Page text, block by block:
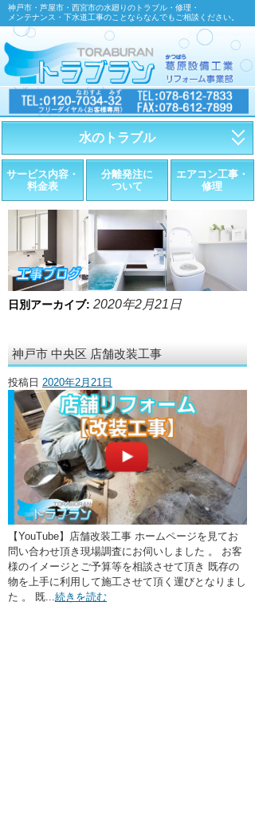
神戸市・芦屋市・西宮市の水廻りのトラブル・修理・
メンテナンス・下水道工事のことならなんでもご相談ください。
水のトラブル
・トイレが詰まったら
・トイレが漏れたら
・水道管が漏れたら
・排水が詰まったら
・悪臭調査
・ここに水栓がほしい
・水廻りメンテナンス
サービス内容・
料金表
分離発注に
ついて
エアコン工事・
修理
日別アーカイブ: 2020年2月21日
神戸市 中央区 店舗改装工事
投稿日 2020年2月21日
【YouTube】店舗改装工事 ホームページを見てお
問い合わせ頂き現場調査にお伺いしました 。 お客
様のイメージとご予算等を相談させて頂き 既存の
物を上手に利用して施工させて頂く運びとなりまし
た 。 既... 続きを読む